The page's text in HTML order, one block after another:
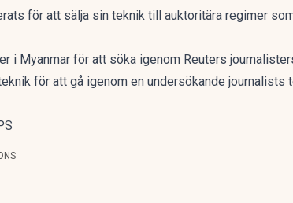
för att sälja sin teknik till auktoritära regimer
i Myanmar för att söka igenom Reuters
för att gå igenom en undersökande journalists